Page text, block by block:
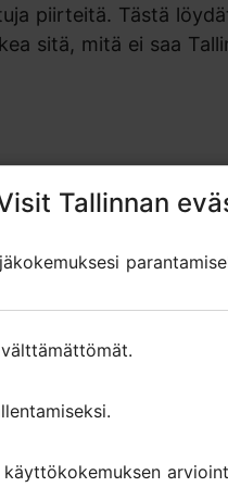
piirteitä. Tästä
sitä, mitä ei saa
Definately
Tallinnan
Tallinnan